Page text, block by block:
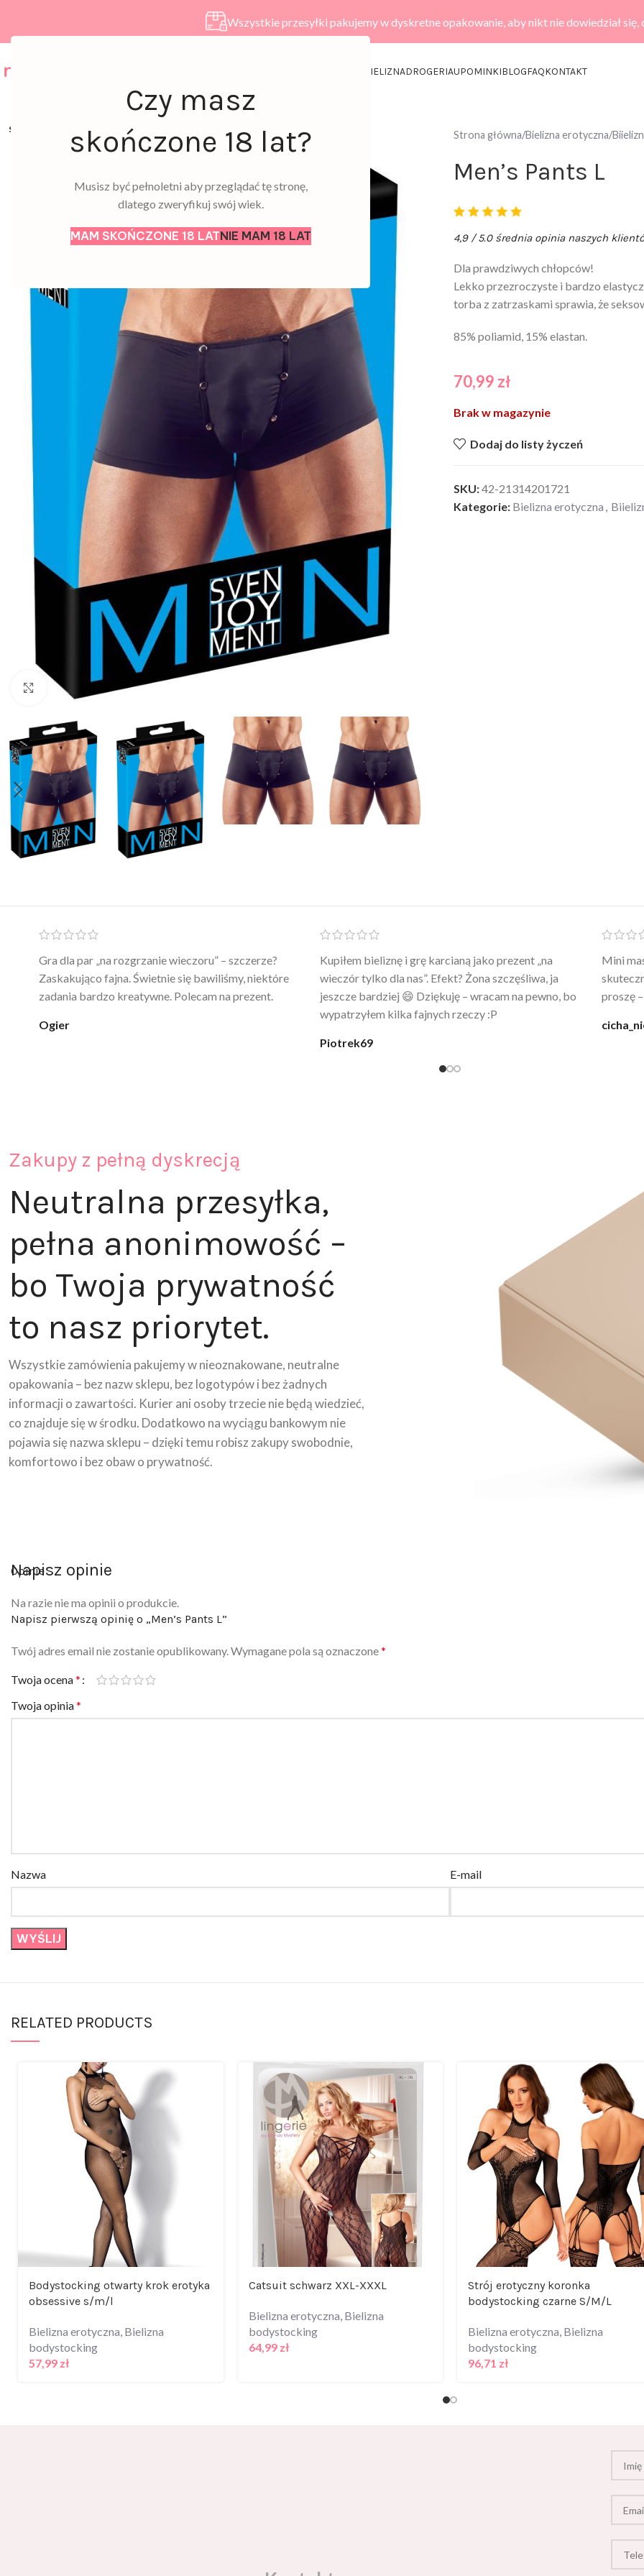
Czy masz
skończone 18 lat?
Musisz być pełnoletni aby przeglądać tę stronę,
dlatego zweryfikuj swój wiek.
MAM SKOŃCZONE 18 LATNIE MAM 18 LAT
Wszystkie przesyłki pakujemy w dyskretne opakowanie, aby nikt nie dowiedział się,
BIELIZNADROGERIAUPOMINKIBLOGFAQKONTAKT
SOLD
Click to enlarge
Strona główna Bielizna erotyczna
Men’s Pants L
4,9 / 5.0 średnia opinia naszych
Dla prawdziwych chłopców!
Lekko przezroczyste i bardzo
torba z zatrzaskami sprawia, że
85% poliamid, 15% elastan.
70,99 zł
Brak w magazynie
Dodaj do listy życzeń
SKU:42-21314201721
Kategorie: Bielizna erotyczna ,
Ten żel intymny to był strzał w 10 – nie tylko
poprawia komfort, ale też daje przyjemne uczucie
ciepła. Nie uczula, bez zapachu. Kupuję już 3 raz i na
Po prostu WOW! Szlafrok to sztos – lekki, chłodny, a
wygląda jak z luksusowego butiku. Noszę
codziennie po kąpieli z mężem.
@karolina_dream
świetny
Zakupy z pełną dyskrecją
Neutralna przesyłka,
pełna anonimowość –
bo Twoja prywatność
to nasz priorytet.
Wszystkie zamówienia pakujemy w nieoznakowane, neutralne
opakowania – bez nazw sklepu, bez logotypów i bez żadnych
informacji o zawartości. Kurier ani osoby trzecie nie będą wiedzieć,
co znajduje się w środku. Dodatkowo na wyciągu bankowym nie
pojawia się nazwa sklepu – dzięki temu robisz zakupy swobodnie,
komfortowo i bez obaw o prywatność.
Napisz opinie
Opinie
Na razie nie ma opinii o produkcie.
Napisz pierwszą opinię o „Men’s Pants L”
Twój adres email nie zostanie opublikowany. Wymagane pola są oznaczone*
Twoja ocena*
Twoja opinia*
Nazwa E-mail
RELATED PRODUCTS
Bodystocking otwarty krok erotyka
obsessive s/m/l
Bielizna erotyczna, Bielizna
bodystocking
57,99 zł
Catsuit schwarz XXL-XXXL
Bielizna erotyczna, Bielizna
bodystocking
64,99 zł
Strój erotyczny koronka
bodystocking czarne S/M/L
Bielizna erotyczna, Bielizna
bodystocking
96,71 zł